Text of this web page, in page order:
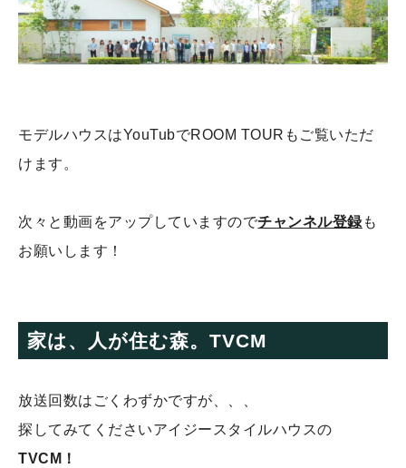
モデルハウスはYouTubでROOM TOURもご覧いただ
けます。
次々と動画をアップしていますのでチャンネル登録も
お願いします！
家は、人が住む森。TVCM
放送回数はごくわずかですが、、、
探してみてくださいアイジースタイルハウスの
TVCM！